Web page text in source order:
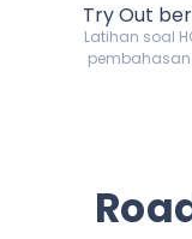
Try Out
Latihan soal